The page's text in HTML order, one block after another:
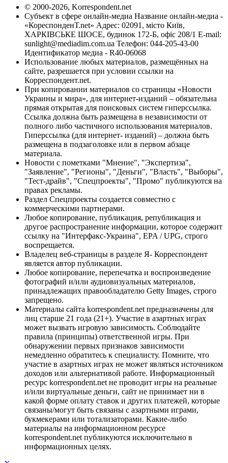
© 2000-2026, Korrespondent.net
Субъект в сфере онлайн-медиа Название онлайн-медиа -
«КореспонденТ.net» Адрес: 02091, місто Київ,
ХАРКІВСЬКЕ ШОСЕ, будинок 172-Б, офіс 208/1 E-mail:
sunlight@mediadim.com.ua Телефон: 044-205-43-00
Идентификатор медиа - R40-06068
Использование любых материалов, размещённых на
сайте, разрешается при условии ссылки на
Корреспондент.net.
При копировании материалов со страницы «Новости
Украины и мира», для интернет-изданий – обязательна
прямая открытая для поисковых систем гиперссылка.
Ссылка должна быть размещена в независимости от
полного либо частичного использования материалов.
Гиперссылка (для интернет- изданий) – должна быть
размещена в подзаголовке или в первом абзаце
материала.
Новости с пометками "Мнение", "Экспертиза",
"Заявление", "Регионы", "Деньги", "Власть", "Выборы",
"Тест-драйв", "Спецпроекты", "Промо" публикуются на
правах рекламы.
Раздел Спецпроекты создается совместно с
коммерческими партнерами.
Любое копирование, публикация, републикация и
другое распространение информации, которое содержит
ссылку на "Интерфакс-Украина", EPA / UPG, строго
воспрещается.
Владелец веб-страницы в разделе Я- Корреспондент
является автор публикации.
Любое копирование, перепечатка и воспроизведение
фотографий и/или аудиовизуальных материалов,
принадлежащих правообладателю Getty Images, строго
запрещено.
Материалы сайта korrespondent.net предназначены для
лиц старше 21 года (21+). Участие в азартных играх
может вызвать игровую зависимость. Соблюдайте
правила (принципы) ответственной игры. При
обнаружении первых признаков зависимости
немедленно обратитесь к специалисту. Помните, что
участие в азартных играх не может являться источником
доходов или альтернативой работе. Информационный
ресурс korrespondent.net не проводит игры на реальные
и/или виртуальные деньги, сайт не принимает ни в
какой форме оплату ставок и других платежей, которые
связаны/могут быть связаны с азартными играми,
букмекерами или тотализаторами. Какие-либо
материалы на информационном ресурсе
korrespondent.net публикуются исключительно в
информационных целях.